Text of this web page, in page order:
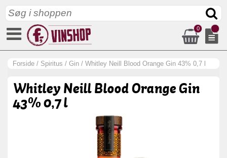
0
Forside / Spiritus / Gin / Whitley Neill Blood Orange Gin 43% 0,7 l
Whitley Neill Blood Orange Gin
43% 0,7 l